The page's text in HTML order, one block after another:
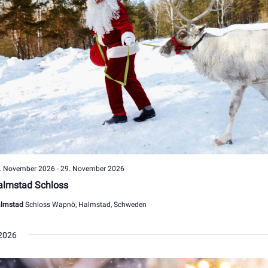
Schloss
November 2026- 29. November 2026
Schloss Wapnö, Halmstad, Schweden